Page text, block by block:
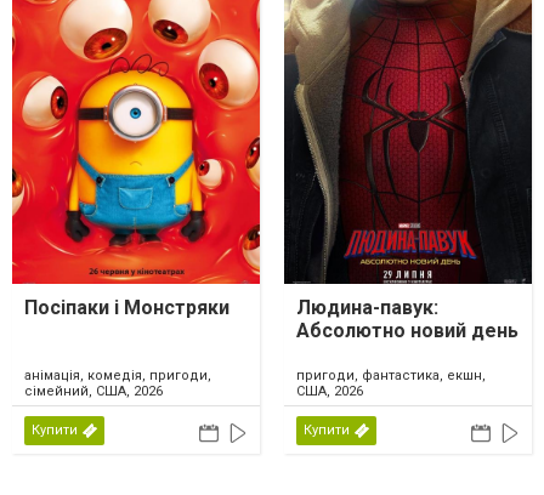
Посіпаки і Монстряки
анімація, комедія, пригоди,
сімейний, США, 2026
Купити
Людина-павук:
Абсолютно новий день
пригоди, фантастика, екшн,
США, 2026
Купити